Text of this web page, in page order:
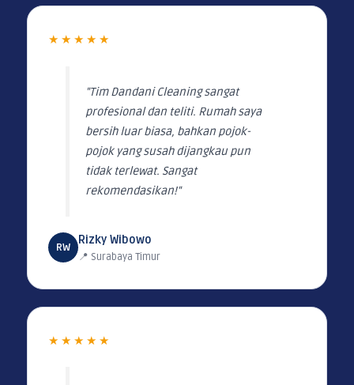
★★★★★
"Tim Dandani Cleaning sangat
profesional dan teliti. Rumah saya
bersih luar biasa, bahkan pojok-
pojok yang susah dijangkau pun
tidak terlewat. Sangat
rekomendasikan!"
RW
Rizky Wibowo
📍 Surabaya Timur
★★★★★